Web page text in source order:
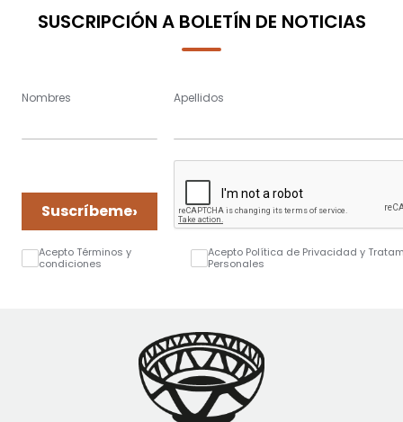
SUSCRIPCIÓN A BOLETÍN DE NOTICIAS
Nombres Apellidos
Suscríbeme›
Acepto Términos y
condiciones
Acepto Política de Privacidad y
Personales